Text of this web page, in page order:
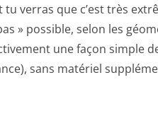
tu verras que c’est très
» possible, selon les
une façon simple
sans matériel